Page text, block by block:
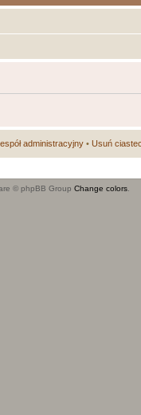
administracyjny • Usuń
© phpBB Group Change colors.